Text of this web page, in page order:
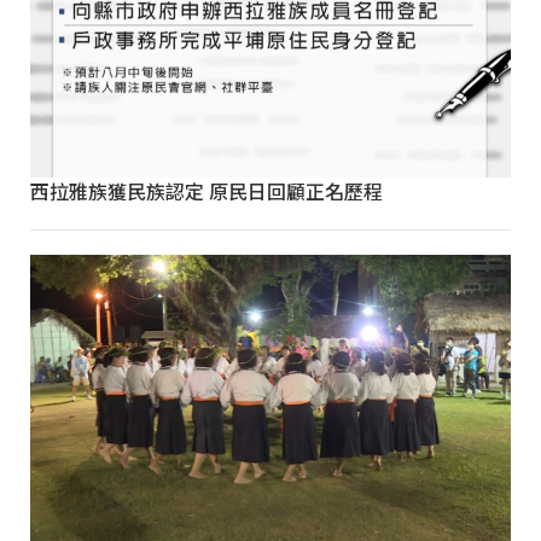
西拉雅族獲民族認定 原民日回顧正名歷程